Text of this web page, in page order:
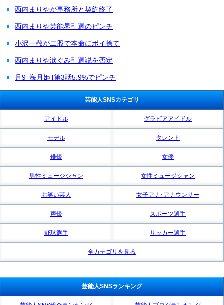
西内まりやが事務所と契約終了
西内まりや芸能界引退のピンチ
小沢一敬が二股で本命にポイ捨て
西内まりや涙ぐみ引退説を否定
月9｢海月姫｣第3話5.9%でピンチ
芸能人SNSカテゴリ
アイドル グラビアアイドル
モデル タレント
俳優 女優
男性ミュージシャン 女性ミュージシャン
お笑い芸人 女子アナ･アナウンサー
声優 スポーツ選手
野球選手 サッカー選手
全カテゴリを見る
芸能人SNSランキング